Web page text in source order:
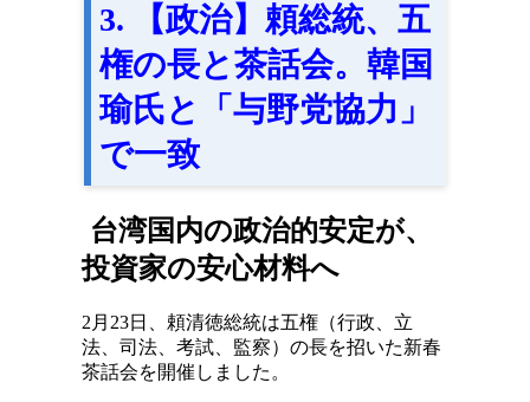
3. 【政治】頼総統、五
権の長と茶話会。韓国
瑜氏と「与野党協力」
で一致
台湾国内の政治的安定が、
投資家の安心材料へ
2月23日、頼清徳総統は五権（行政、立
法、司法、考試、監察）の長を招いた新春
茶話会を開催しました。